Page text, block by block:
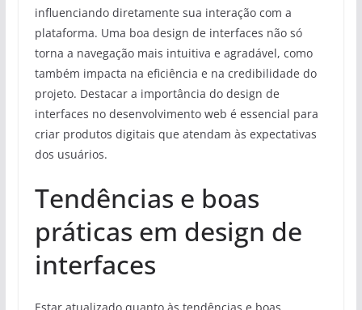
influenciando diretamente sua interação com a
plataforma. Uma boa design de interfaces não só
torna a navegação mais intuitiva e agradável, como
também impacta na eficiência e na credibilidade do
projeto. Destacar a importância do design de
interfaces no desenvolvimento web é essencial para
criar produtos digitais que atendam às expectativas
dos usuários.
Tendências e boas
práticas em design de
interfaces